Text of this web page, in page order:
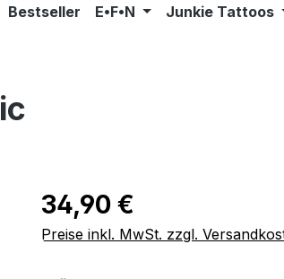
Bestseller E•F•N Junkie Tattoos
Regulärer Preis:
34,90 €
Preise inkl. MwSt. zzgl.